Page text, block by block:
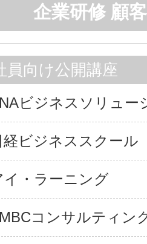
企業研修 顧
員向け公開講座
ビジネスソリュー
経ビジネススクール
イ・ラーニング
コンサルティン